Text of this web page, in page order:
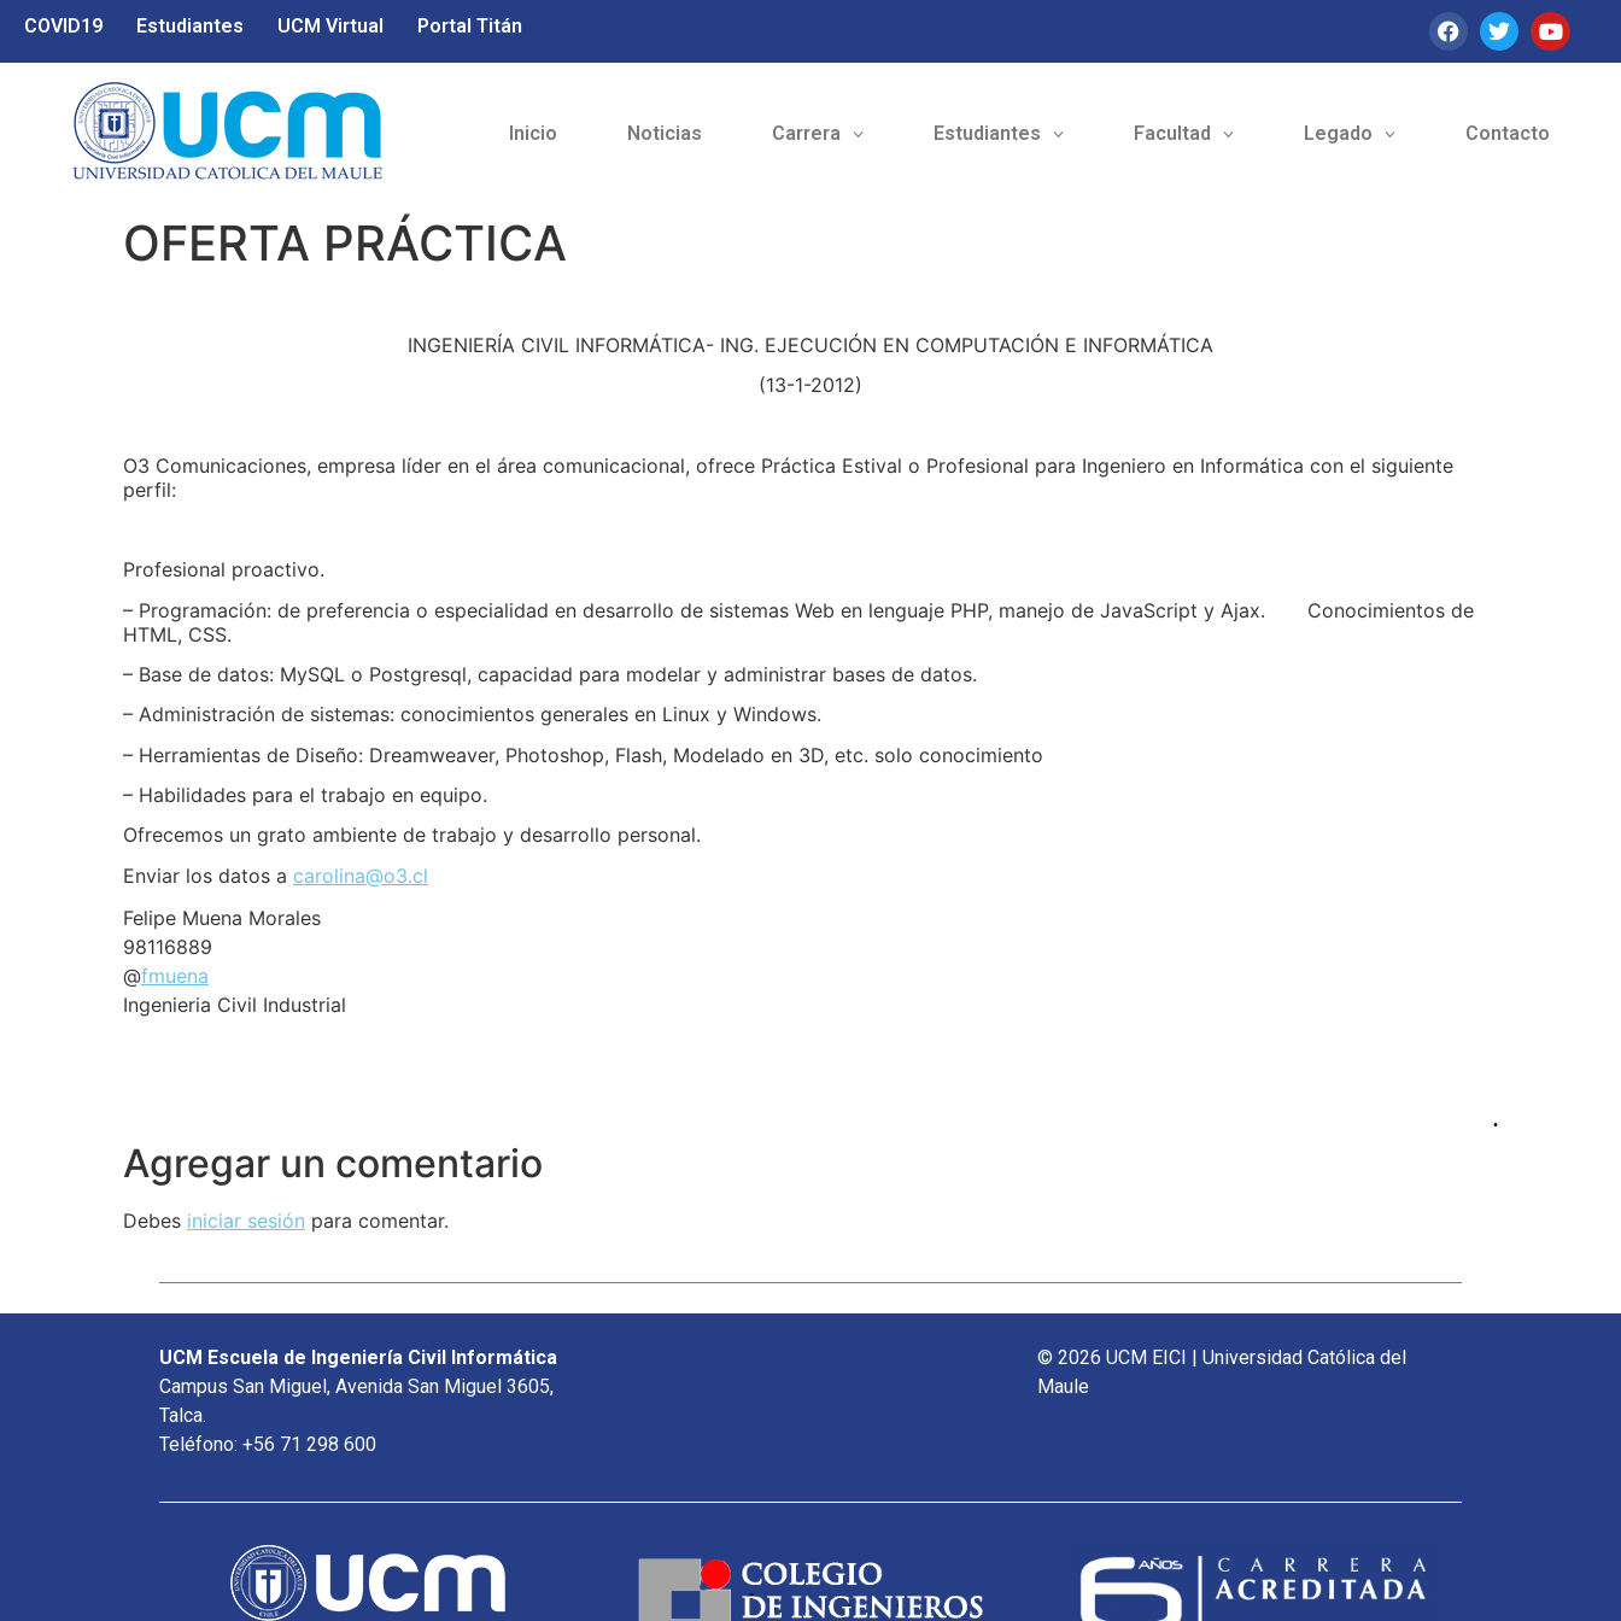
COVID19 Estudiantes UCM Virtual Portal Titán
Inicio Noticias Carrera Estudiantes Facultad Legado Contacto
OFERTA PRÁCTICA
INGENIERÍA CIVIL INFORMÁTICA- ING. EJECUCIÓN EN COMPUTACIÓN E INFORMÁTICA
(13-1-2012)
O3 Comunicaciones, empresa líder en el área comunicacional, ofrece Práctica Estival o Profesional para Ingeniero en Informática con el siguiente
perfil:
Profesional proactivo.
– Programación: de preferencia o especialidad en desarrollo de sistemas Web en lenguaje PHP, manejo de JavaScript y Ajax. Conocimientos de
HTML, CSS.
– Base de datos: MySQL o Postgresql, capacidad para modelar y administrar bases de datos.
– Administración de sistemas: conocimientos generales en Linux y Windows.
– Herramientas de Diseño: Dreamweaver, Photoshop, Flash, Modelado en 3D, etc. solo conocimiento
– Habilidades para el trabajo en equipo.
Ofrecemos un grato ambiente de trabajo y desarrollo personal.
Enviar los datos a carolina@o3.cl
Felipe Muena Morales
98116889
@fmuena
Ingenieria Civil Industrial
.
Agregar un comentario
Debes iniciar sesión para comentar.
UCM Escuela de Ingeniería Civil Informática
Campus San Miguel, Avenida San Miguel 3605,
Talca.
Teléfono: +56 71 298 600
© 2026 UCM EICI | Universidad Católica del
Maule